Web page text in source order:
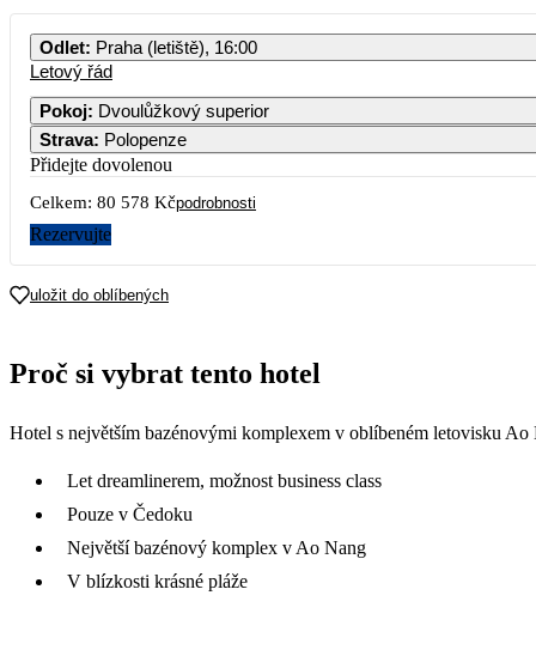
Odlet: Praha (letiště), 16:00
Letový řád
Pokoj: Dvoulůžkový superior
Strava: Polopenze
Přidejte dovolenou
Celkem: 80 578 Kčpodrobnosti
Rezervujte
uložit do oblíbených
Proč si vybrat tento hotel
Hotel s největším bazénovými komplexem v oblíbeném letovisku
Let dreamlinerem, možnost business class
Pouze v Čedoku
Největší bazénový komplex v Ao Nang
V blízkosti krásné pláže